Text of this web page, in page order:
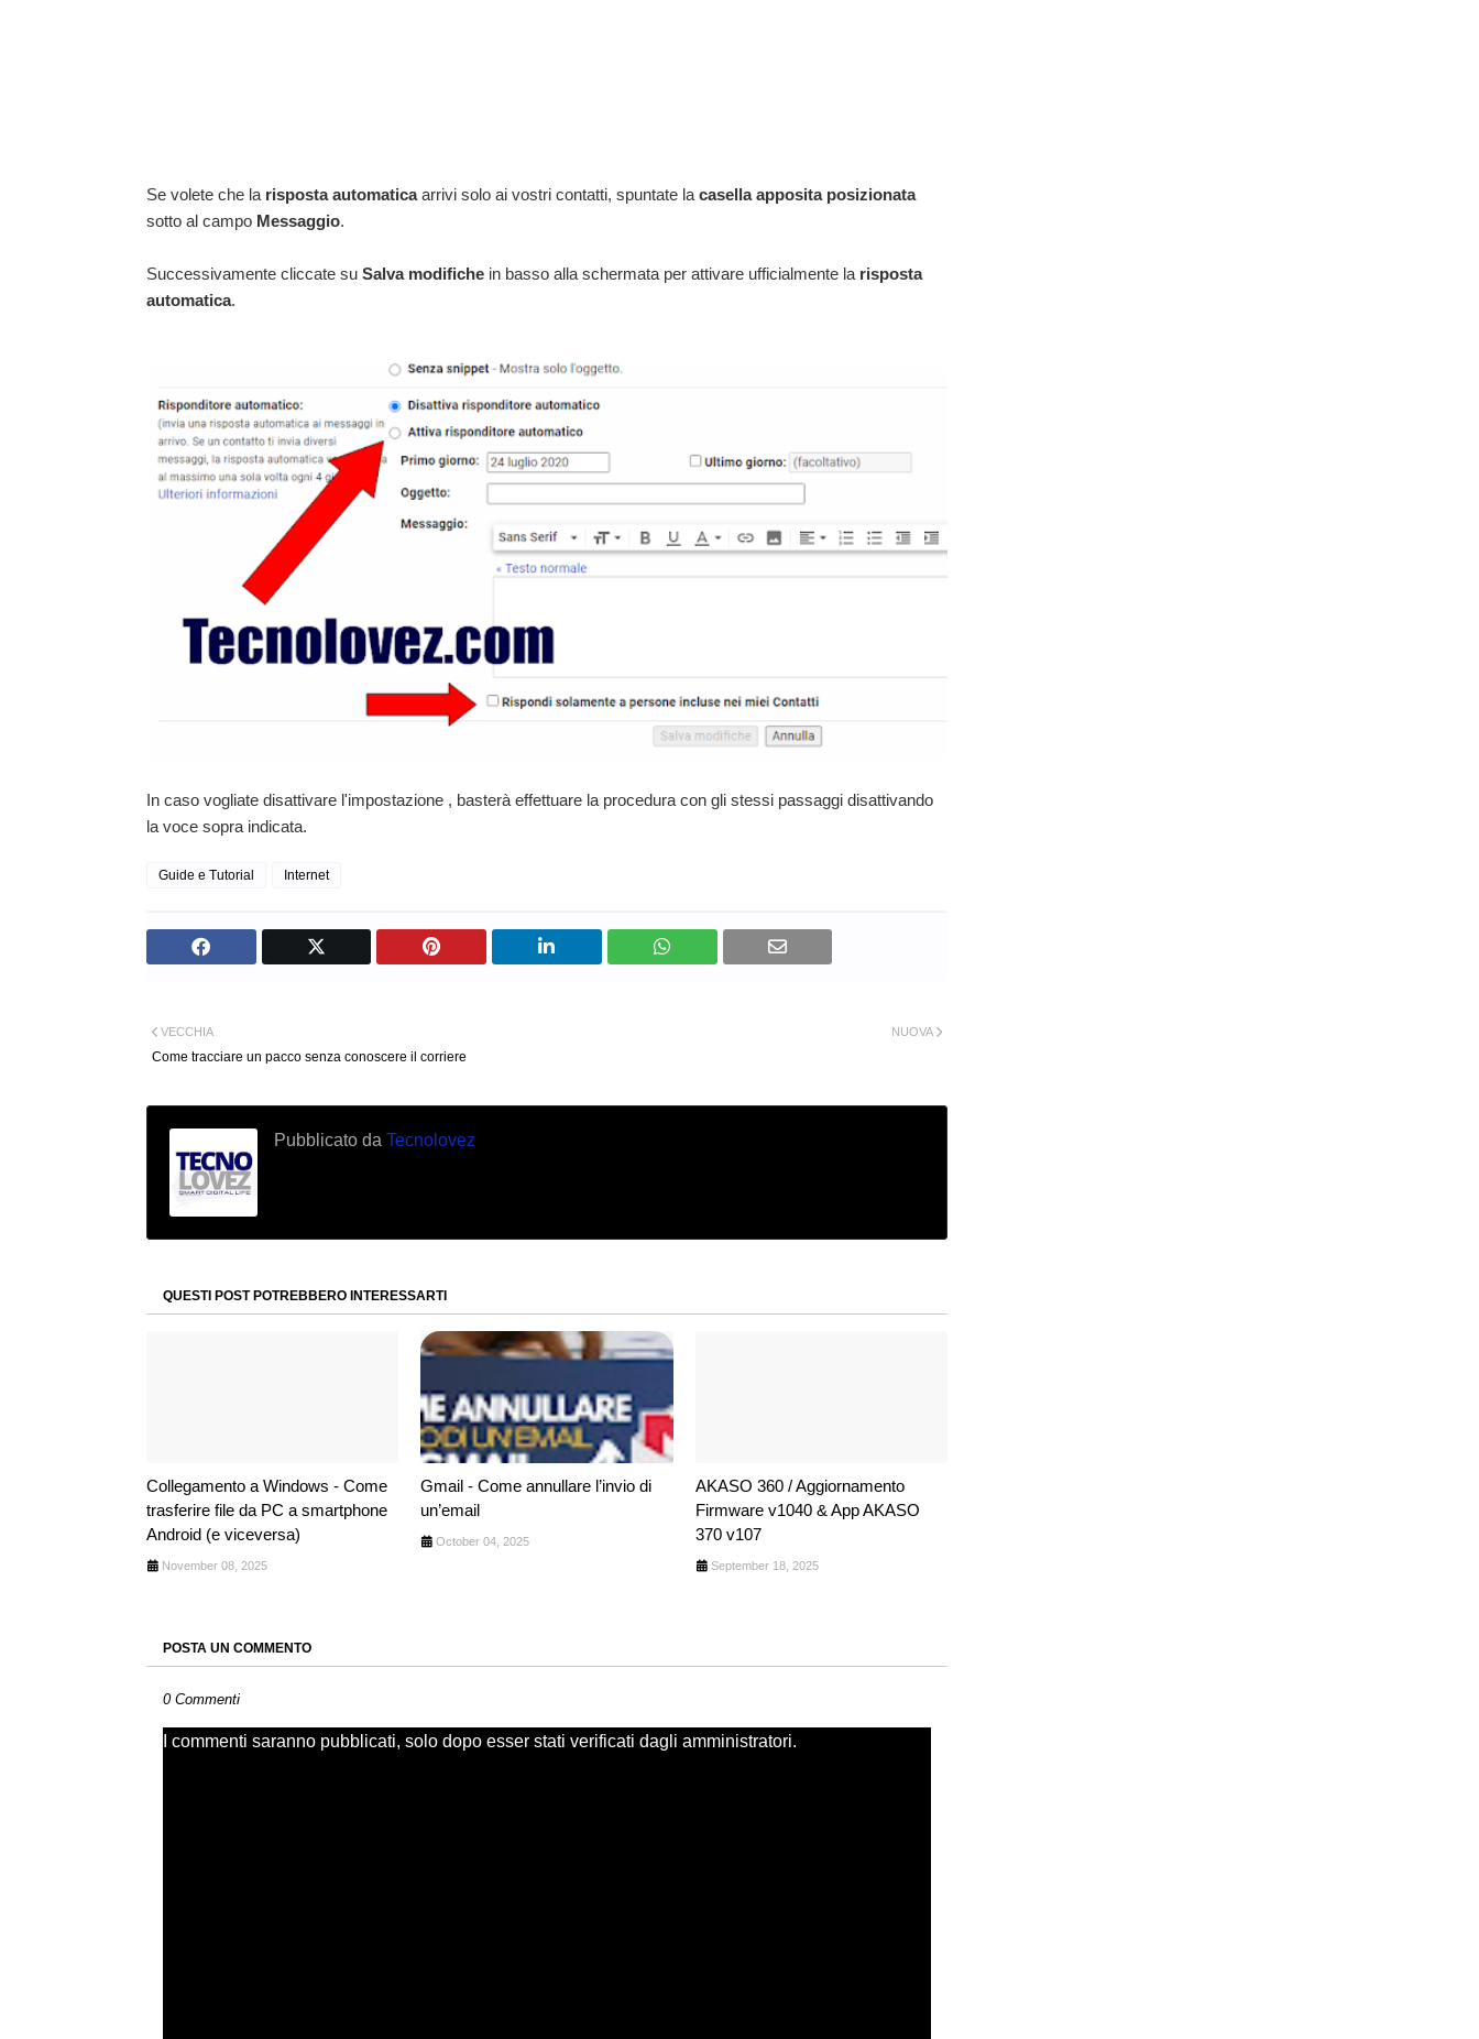
Se volete che la risposta automaticaarrivi solo ai vostri contatti, spuntate la casella apposita posizionata
sotto al campo Messaggio.
Successivamente cliccate su Salva modifiche in basso alla schermata per attivare ufficialmente la risposta
automatica.
In caso vogliate disattivare l'impostazione , basterà effettuare la procedura con gli stessi passaggi disattivando
la voce sopra indicata.
Guide e Tutorial Internet
NUOVA
VECCHIA
Come tracciare un pacco senza conoscere il corriere
Pubblicato da Tecnolovez
QUESTI POST POTREBBERO INTERESSARTI
Collegamento a Windows - Come
trasferire file da PC a smartphone
Android (e viceversa)
November 08, 2025
Gmail - Come annullare l’invio di
un’email
October 04, 2025
AKASO 360 / Aggiornamento
Firmware v1040 & App AKASO
370 v107
September 18, 2025
POSTA UN COMMENTO
0 Commenti
I commenti saranno pubblicati, solo dopo esser stati verificati dagli amministratori.